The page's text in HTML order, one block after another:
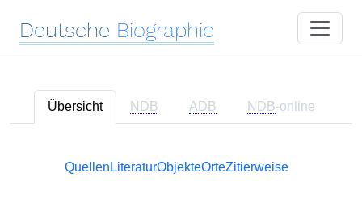
Deutsche Biographie
Übersicht NDB ADB NDB-online
Quellen LiteraturObjekteOrteZitierweise